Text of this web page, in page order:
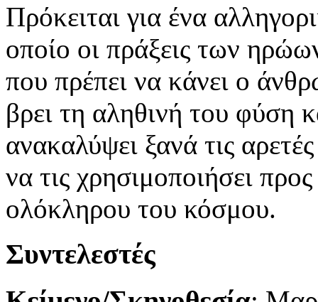
Πρόκειται για ένα
οποίο οι πράξεις των
που πρέπει να κάνει ο
βρει τη αληθινή του φύση
ανακαλύψει ξανά τις
να τις χρησιμοποιήσει
ολόκληρου του κόσμου.
Συντελεστές